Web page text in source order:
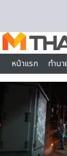
หน้าแรก
ทำน
ไลฟ์สไตล์